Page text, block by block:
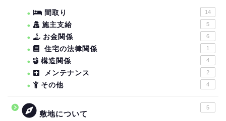
間取り 14
施主支給 5
お金関係 6
住宅の法律関係 1
構造関係 4
メンテナンス 2
その他 4
敷地について
5